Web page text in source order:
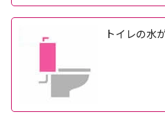
トイレの水